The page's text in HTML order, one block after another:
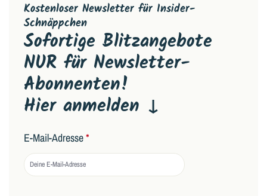
Kostenloser Newsletter für Insider-
Schnäppchen
Sofortige Blitzangebote
NUR für Newsletter-
Abonnenten!
Hier anmelden ↓
E-Mail-Adresse*